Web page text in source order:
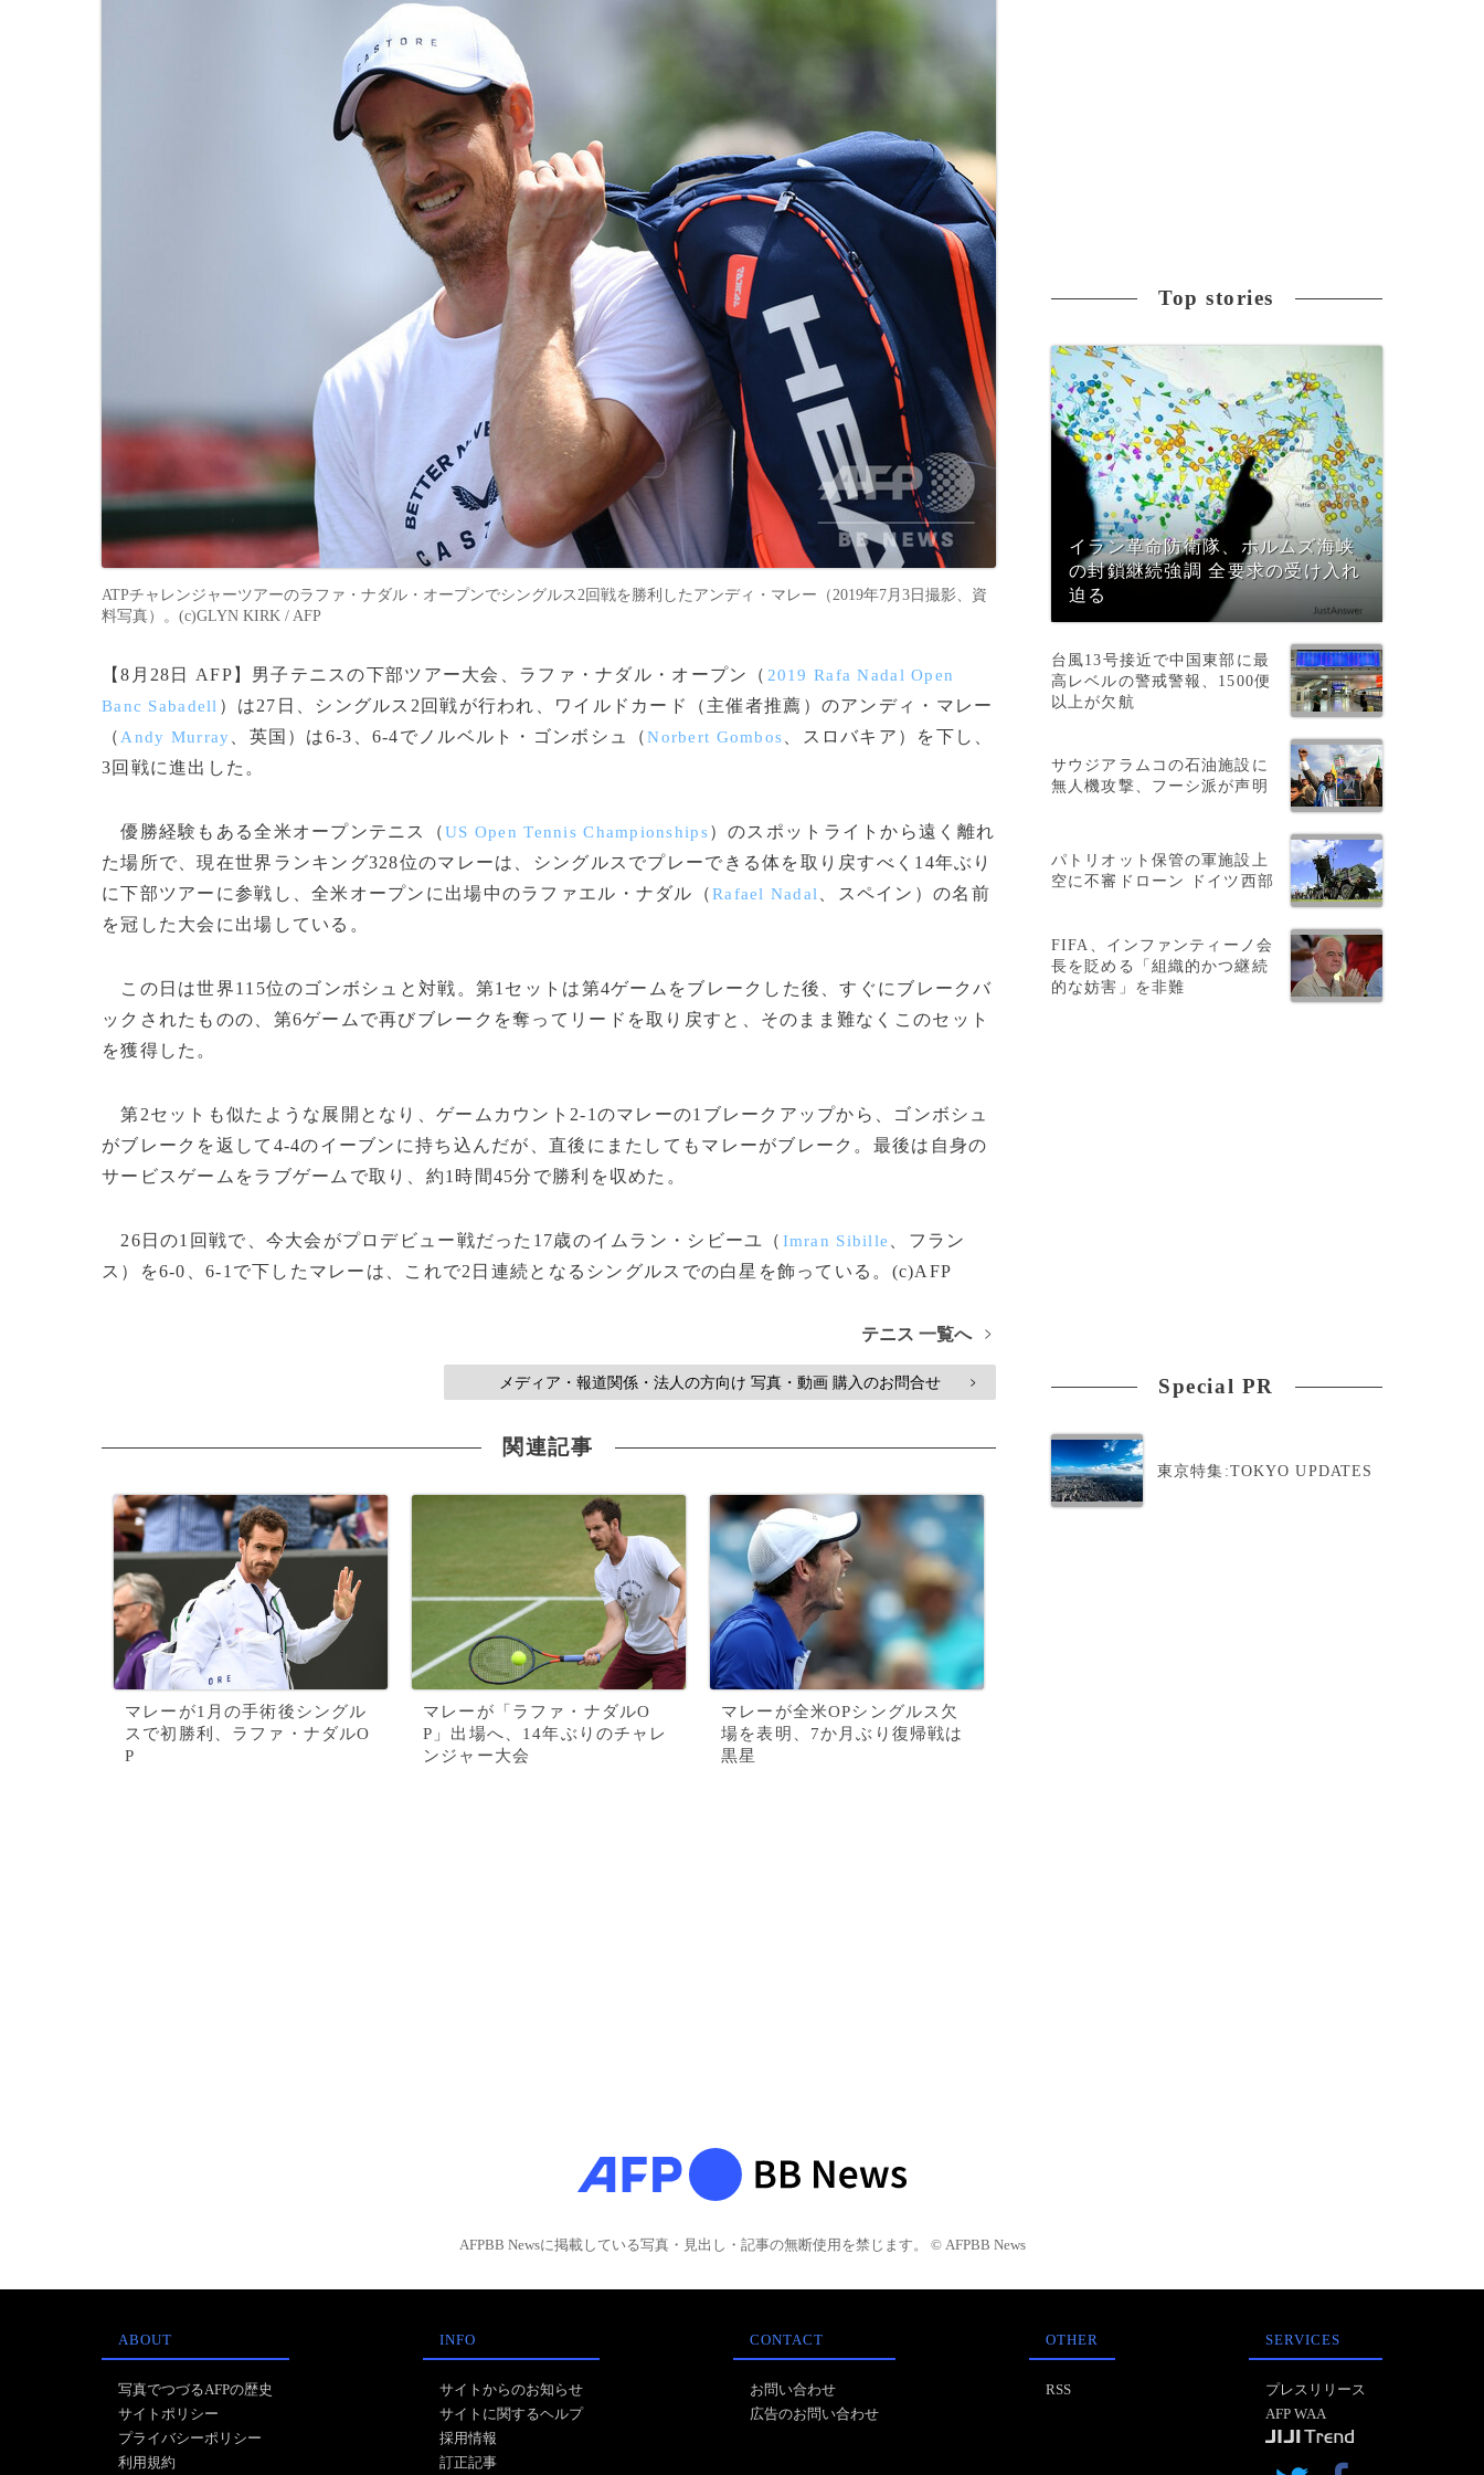
ATPチャレンジャーツアーのラファ・ナダル・オープンでシングルス2回戦を勝利したアンディ・マレー（2019年7月3日撮影、資
料写真）。(c)GLYN KIRK / AFP
【8月28日 AFP】男子テニスの下部ツアー大会、ラファ・ナダル・オープン（ 2019 Rafa Nadal Open
Banc Sabadell ）は27日、シングルス2回戦が行われ、ワイルドカード（主催者推薦）のアンディ・マレー
（ Andy Murray 、英国）は6-3、6-4でノルベルト・ゴンボシュ（Norbert Gombos
、スロバキア）を下し、
3回戦に進出した。
優勝経験もある全米オープンテニス（US Open Tennis Championships）のスポットライトから遠く離れ
た場所で、現在世界ランキング328位のマレーは、シングルスでプレーできる体を取り戻すべく14年ぶり
に下部ツアーに参戦し、全米オープンに出場中のラファエル・ナダル（Rafael Nadal
、スペイン）の名前
を冠した大会に出場している。
この日は世界115位のゴンボシュと対戦。第1セットは第4ゲームをブレークした後、すぐにブレークバ
ックされたものの、第6ゲームで再びブレークを奪ってリードを取り戻すと、そのまま難なくこのセット
を獲得した。
第2セットも似たような展開となり、ゲームカウント2-1のマレーの1ブレークアップから、ゴンボシュ
がブレークを返して4-4のイーブンに持ち込んだが、直後にまたしてもマレーがブレーク。最後は自身の
サービスゲームをラブゲームで取り、約1時間45分で勝利を収めた。
26日の1回戦で、今大会がプロデビュー戦だった17歳のイムラン・シビーユ（ Imran Sibille
、フラン
ス）を6-0、6-1で下したマレーは、これで2日連続となるシングルスでの白星を飾っている。(c)AFP
テニス 一覧へ >
メディア・報道関係・法人の方向け 写真・動画 購入のお問合せ >
関連記事
マレーが1月の手術後シングル
スで初勝利、ラファ・ナダルO
P
マレーが「ラファ・ナダルO
P」出場へ、14年ぶりのチャレ
ンジャー大会
マレーが全米OPシングルス欠
場を表明、7か月ぶり復帰戦は
黒星
Top stories
イラン革命防衛隊、ホルムズ海峡
の封鎖継続強調 全要求の受け入れ
迫る
台風13号接近で中国東部に最
高レベルの警戒警報、1500便
以上が欠航
サウジアラムコの石油施設に
無人機攻撃、フーシ派が声明
パトリオット保管の軍施設上
空に不審ドローン ドイツ西部
FIFA、インファンティーノ会
長を貶める「組織的かつ継続
的な妨害」を非難
Special PR
東京特集:TOKYO UPDATES
AFPBB Newsに掲載している写真・見出し・記事の無断使用を禁じます。 © AFPBB News
ABOUT
写真でつづるAFPの歴史
サイトポリシー
プライバシーポリシー
利用規約
INFO
サイトからのお知らせ
サイトに関するヘルプ
採用情報
訂正記事
CONTACT
お問い合わせ
広告のお問い合わせ
OTHER
RSS
SERVICES
プレスリリース
AFP WAA